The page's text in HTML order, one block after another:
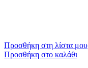
Προσθήκη στη λίστα μου
Προσθήκη στο καλάθι